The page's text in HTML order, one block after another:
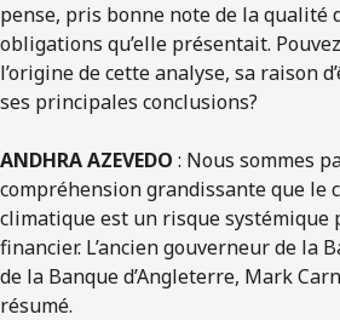
pense, pris bonne note de la qualité
obligations qu’elle présentait.
l’origine de cette analyse, sa raison
ses principales conclusions?
ANDHRA AZEVEDO : Nous sommes
compréhension grandissante que le
climatique est un risque systémique
financier. L’ancien gouverneur de la
de la Banque d’Angleterre, Mark
résumé.